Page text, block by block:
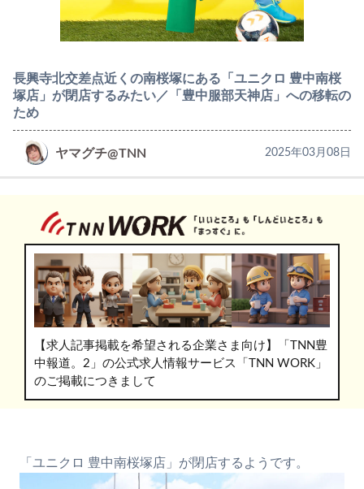
長興寺北交差点近くの南桜塚にある「ユニクロ 豊中南桜
塚店」が閉店するみたい／「豊中服部天神店」への移転の
ため
ヤマグチ@TNN 2025年03月08日
【求人記事掲載を希望される企業さま向け】「TNN豊
中報道。2」の公式求人情報サービス「TNN WORK」
のご掲載につきまして
「ユニクロ 豊中南桜塚店」が閉店するようです。